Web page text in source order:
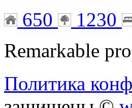
650
1230
Remarkable
Политика